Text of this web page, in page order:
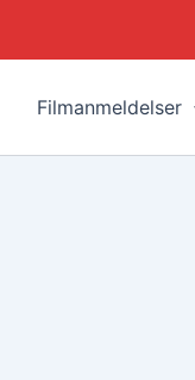
Filmanmeldelser